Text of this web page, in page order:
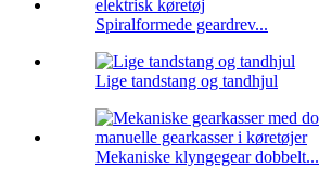
Spiralformede geardrev...
Lige tandstang og tandhjul
Mekaniske klyngegear dobbelt...